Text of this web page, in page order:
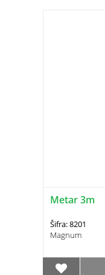
Metar 3m
Šifra: 8201
Magnum